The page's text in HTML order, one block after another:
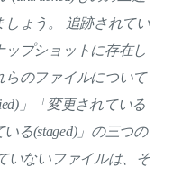
しょう。 追跡されてい
プショットに存在し
らのファイルについて
」「変更されている
る(staged)」の三つの
いないファイルは、そ